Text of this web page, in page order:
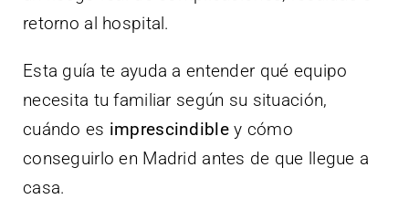
retorno al hospital.
Esta guía te ayuda a entender qué equipo
necesita tu familiar según su situación,
cuándo es imprescindibley cómo
conseguirlo en Madrid antes de que llegue a
casa.